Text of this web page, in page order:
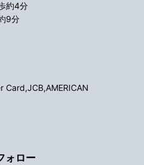
約4分
9分
Card,JCB,AMERICAN
ォロー